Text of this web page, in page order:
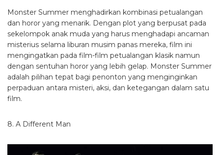
Monster Summer menghadirkan kombinasi petualangan
dan horor yang menarik. Dengan plot yang berpusat pada
sekelompok anak muda yang harus menghadapi ancaman
misterius selama liburan musim panas mereka, film ini
mengingatkan pada film-film petualangan klasik namun
dengan sentuhan horor yang lebih gelap. Monster Summer
adalah pilihan tepat bagi penonton yang menginginkan
perpaduan antara misteri, aksi, dan ketegangan dalam satu
film.
8. A Different Man